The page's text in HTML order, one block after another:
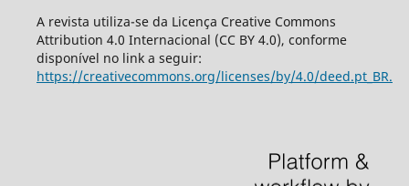
A revista utiliza-se da Licença Creative Commons
Attribution 4.0 Internacional (CC BY 4.0), conforme
disponível no link a seguir:
https://creativecommons.org/licenses/by/4.0/deed.pt_BR.